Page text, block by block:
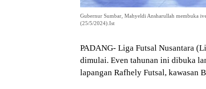
Gubernur Sumbar, Mahyeldi Ansharullah membuka
(25/5/2024).Ist
PADANG- Liga Futsal Nusantara
dimulai. Even tahunan ini dibuka
lapangan Rafhely Futsal, kawasan